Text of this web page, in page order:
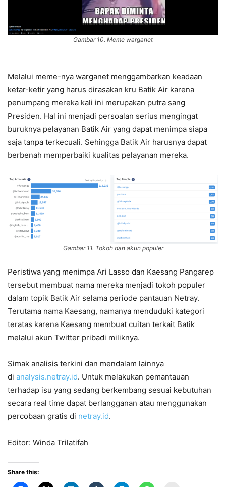
Gambar 10. Meme warganet
Melalui meme-nya warganet menggambarkan keadaan
ketar-ketir yang harus dirasakan kru Batik Air karena
penumpang mereka kali ini merupakan putra sang
Presiden. Hal ini menjadi persoalan serius mengingat
buruknya pelayanan Batik Air yang dapat menimpa siapa
saja tanpa terkecuali. Sehingga Batik Air harusnya dapat
berbenah memperbaiki kualitas pelayanan mereka.
Gambar 11. Tokoh dan akun populer
Peristiwa yang menimpa Ari Lasso dan Kaesang Pangarep
tersebut membuat nama mereka menjadi tokoh populer
dalam topik Batik Air selama periode pantauan Netray.
Terutama nama Kaesang, namanya menduduki kategori
teratas karena Kaesang membuat cuitan terkait Batik
melalui akun Twitter pribadi miliknya.
Simak analisis terkini dan mendalam lainnya
di analysis.netray.id. Untuk melakukan pemantauan
terhadap isu yang sedang berkembang sesuai kebutuhan
secara real time dapat berlangganan atau menggunakan
percobaan gratis di netray.id.
Editor: Winda Trilatifah
Share this: